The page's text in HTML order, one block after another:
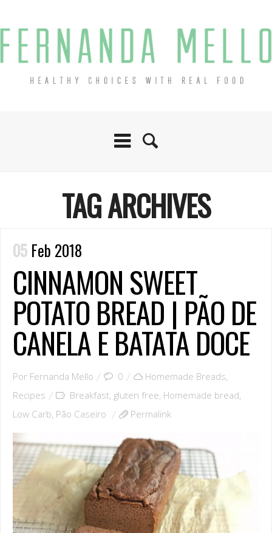
TAG ARCHIVES
05 Feb 2018
CINNAMON SWEET
POTATO BREAD | PÃO DE
CANELA E BATATA DOCE
Por Fernanda Mello 0 Homemade Breads,
Recipes
Breakfast, gluten free, Homemade bread,
Low Carb, Pão Caseiro Permalink